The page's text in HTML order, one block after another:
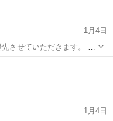
1月4日
させていただきます。 よ
1月4日